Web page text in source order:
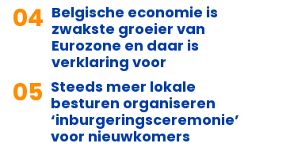
04 Belgische economie is
zwakste groeier van
Eurozone en daar is
verklaring voor
05 Steeds meer lokale
besturen organiseren
‘inburgeringsceremonie’
voor nieuwkomers